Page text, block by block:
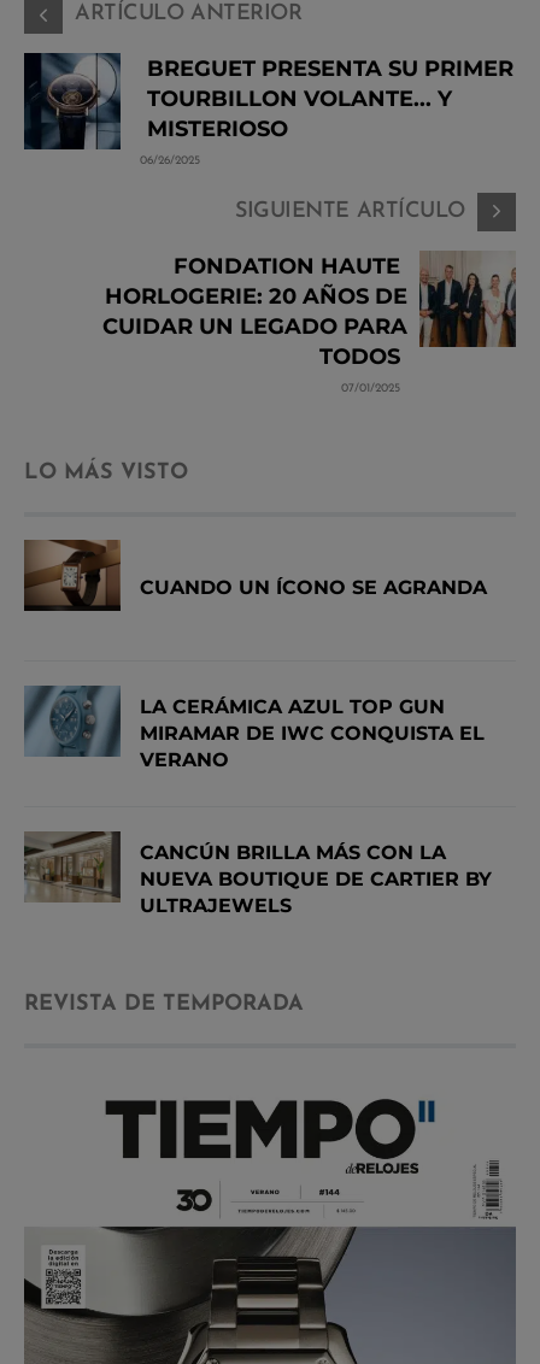
ARTÍCULO ANTERIOR
BREGUET PRESENTA SU PRIMER
TOURBILLON VOLANTE... Y
MISTERIOSO
06/26/2025
SIGUIENTE ARTÍCULO
FONDATION HAUTE
HORLOGERIE: 20 AÑOS DE
CUIDAR UN LEGADO PARA
TODOS
07/01/2025
LO MÁS VISTO
CUANDO UN ÍCONO SE AGRANDA
LA CERÁMICA AZUL TOP GUN
MIRAMAR DE IWC CONQUISTA EL
VERANO
CANCÚN BRILLA MÁS CON LA
NUEVA BOUTIQUE DE CARTIER BY
ULTRAJEWELS
REVISTA DE TEMPORADA